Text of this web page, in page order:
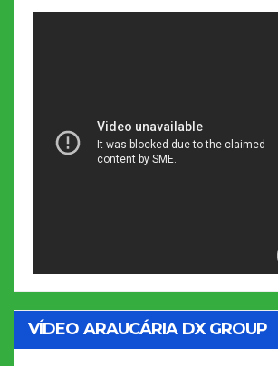
VÍDEO ARAUCÁRIA DX GROUP